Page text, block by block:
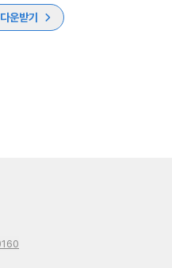
운받기